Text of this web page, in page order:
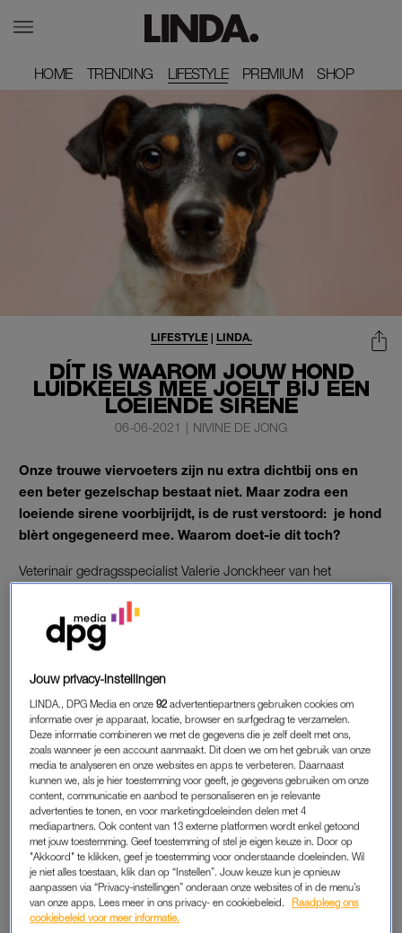
HOME
HOME TRENDING
TRENDING LIFESTYLE PREMIUM
PREMIUM SHOP
SHOP
DÍT IS WAAROM JOUW HOND
LUIDKEELS MEE JOELT BIJ EEN
LOEIENDE SIRENE
LIFESTYLE| LINDA.
06-06-2021 | NIVINE DE JONG
Onze trouwe viervoeters zijn nu extra dichtbij ons en
een beter gezelschap bestaat niet. Maar zodra een
loeiende sirene voorbijrijdt, is de rust verstoord: je hond
blèrt ongegeneerd mee. Waarom doet-ie dit toch?
Veterinair gedragsspecialist Valerie Jonckheer van het
verlossende antwoord.
LOEIENDE SIRENE
“Honden stammen af van de grijze wolf. Wolven huilen om te
communiceren. In sommige gevallen hebben honden een
paar gedragingen nog aan de wolf te danken, zoals het huilen.
Ze denken dat een hoge toon, zoals een sirene, een andere
hond is. Dan wil je hond dus eigenlijk antwoorden”, vertelt
Jonckheer. “Meehuilen versterkt daarnaast de band tussen de
gezinsleden.” En dat is wat onze honden ook doen. Hoe lief is
dat.
Niet alleen bij sirenes gebruiken honden hun stembanden.
Pianospelen, klokgelui of een ander hoog geluid kan je hond
Jouw privacy-instellingen
LINDA., DPG Media en onze92 advertentiepartners gebruiken cookies om
informatie over je apparaat, locatie, browser en surfgedrag te verzamelen.
Deze informatie combineren we met de gegevens die je zelf deelt met ons,
zoals wanneer je een account aanmaakt. Dit doen we om het gebruik van onze
media te analyseren en onze websites en apps te verbeteren. Daarnaast
kunnen we, als je hier toestemming voor geeft, je gegevens gebruiken om onze
content, communicatie en aanbod te personaliseren en je relevante
advertenties te tonen, en voor marketingdoeleinden delen met 4
mediapartners. Ook content van 13 externe platformen wordt enkel getoond
met jouw toestemming. Geef toestemming of stel je eigen keuze in. Door op
"Akkoord" te klikken, geef je toestemming voor onderstaande doeleinden. Wil
je niet alles toestaan, klik dan op “Instellen”. Jouw keuze kun je opnieuw
aanpassen via “Privacy-instellingen” onderaan onze websites of in de menu’s
van onze apps. Lees meer in ons privacy- en cookiebeleid.
Raadpleeg ons
cookiebeleid voor meer informatie.